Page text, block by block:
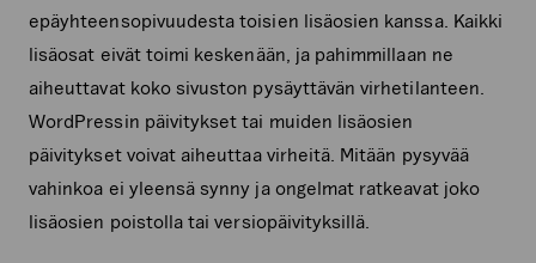
epäyhteensopivuudesta toisien lisäosien kanssa. Kaikki
lisäosat eivät toimi keskenään, ja pahimmillaan ne
aiheuttavat koko sivuston pysäyttävän virhetilanteen.
WordPressin päivitykset tai muiden lisäosien
päivitykset voivat aiheuttaa virheitä. Mitään pysyvää
vahinkoa ei yleensä synny ja ongelmat ratkeavat joko
lisäosien poistolla tai versiopäivityksillä.